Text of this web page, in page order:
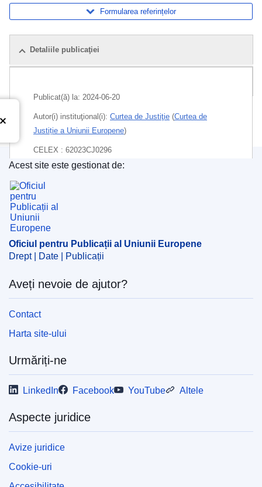
Formularea referințelor
Detaliile publicaţiei
Publicat(ă) la: 2024-06-20
Autor(i) instituţional(i): Curtea de Justiţie (Curtea de
Justiție a Uniunii Europene)
CELEX : 62023CJ0296
ECLI : ECLI:EU:C:2024:527
Oficiul pentru Publicații al Uniunii Europene
Acest site este gestionat de:
Oficiul pentru Publicații al Uniunii Europene
Drept | Date | Publicații
Aveți nevoie de ajutor?
Contact
Harta site-ului
Urmăriți-ne
LinkedIn Facebook YouTube Altele
Aspecte juridice
Avize juridice
Cookie-uri